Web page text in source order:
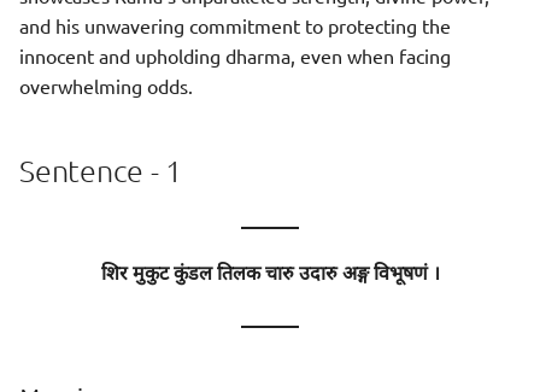
and his unwavering commitment to protecting the
innocent and upholding dharma, even when facing
overwhelming odds.
Sentence - 1
———
शिर मुकुट कुंडल तिलक चारु उदारु अङ्ग विभूषणं ।
———